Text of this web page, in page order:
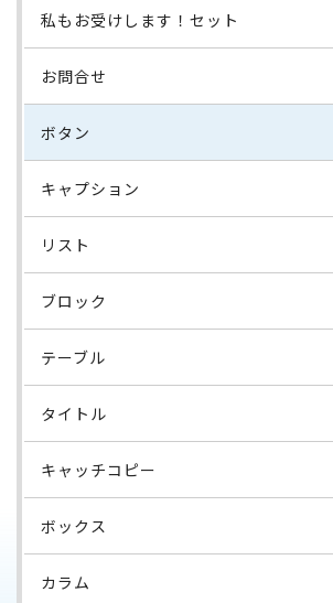
私もお受けします！セット
お問合せ
ボタン
キャプション
リスト
ブロック
テーブル
タイトル
キャッチコピー
ボックス
カラム